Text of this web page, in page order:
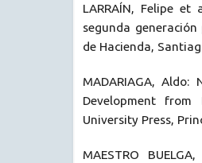
LARRAÍN, Felipe
segunda
de Hacienda,
MADARIAGA, Aldo:
Development from
University Press,
MAESTRO